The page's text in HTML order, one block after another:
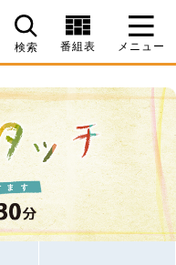
検索 番組表 メニュー